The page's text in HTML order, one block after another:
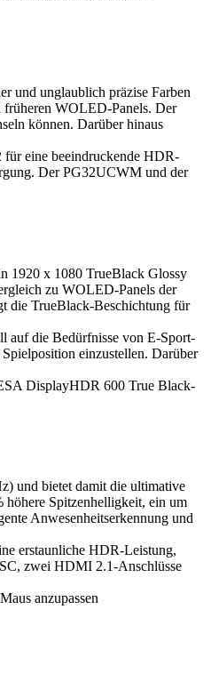
und unglaublich präzise Farben
WOLED-Panels. Der
können. Darüber hinaus
eine beeindruckende HDR-
Der PG32UCWM und der
1920 x 1080 TrueBlack Glossy
zu WOLED-Panels der
die TrueBlack-Beschichtung für
auf die Bedürfnisse von E-Sport-
einzustellen. Darüber
DisplayHDR 600 True Black-
und bietet damit die ultimative
Spitzenhelligkeit, ein um
Anwesenheitserkennung und
erstaunliche HDR-Leistung,
zwei HDMI 2.1-Anschlüsse
anzupassen